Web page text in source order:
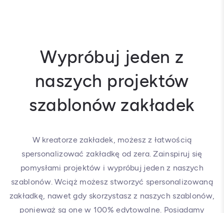
Wypróbuj jeden z
naszych projektów
szablonów zakładek
W kreatorze zakładek, możesz z łatwością
spersonalizować zakładkę od zera. Zainspiruj się
pomysłami projektów i wypróbuj jeden z naszych
szablonów. Wciąż możesz stworzyć spersonalizowaną
zakładkę, nawet gdy skorzystasz z naszych szablonów,
ponieważ są one w 100% edytowalne. Posiadamy